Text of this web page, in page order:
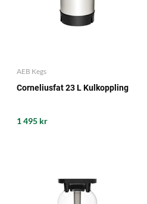
AEB Kegs
Corneliusfat 23 L Kulkoppling
1 495 kr